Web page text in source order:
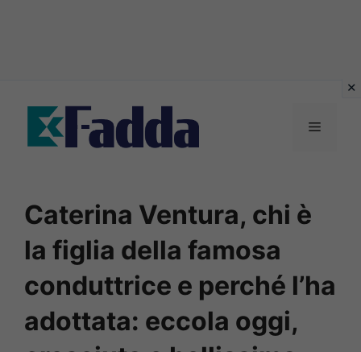
contenuto
Menu
Caterina Ventura, chi è
la figlia della famosa
conduttrice e perché l’ha
adottata: eccola oggi,